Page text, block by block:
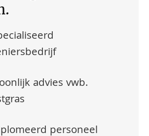
advies vwb.
personeel